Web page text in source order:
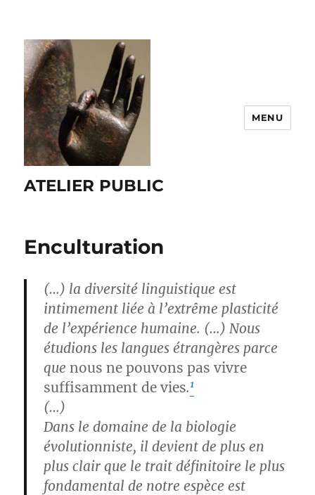
ATELIER PUBLIC
MENU
Enculturation
(…) la diversité linguistique est
intimement liée à l’extrême plasticité
de l’expérience humaine. (…) Nous
étudions les langues étrangères parce
quenous ne pouvons pas vivre
suffisamment de vies.1
(…)
Dans le domaine de la biologie
évolutionniste, il devient de plus en
plus clair que le trait définitoire le plus
fondamental de notre espèce est